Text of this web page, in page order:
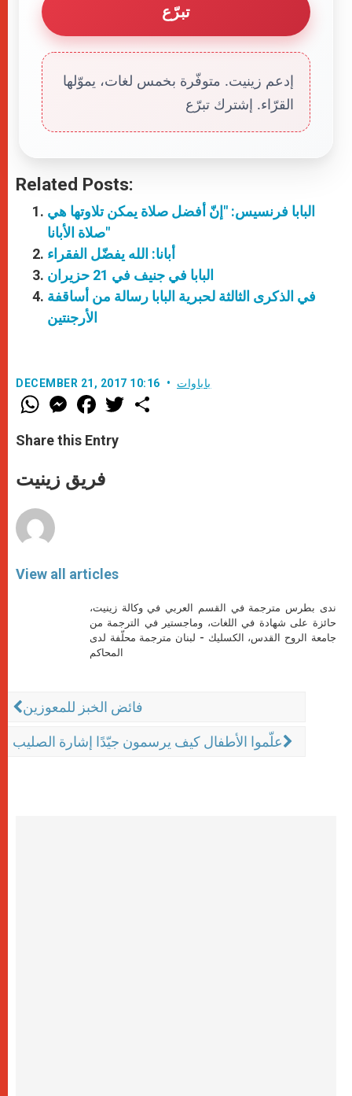
تبرّع
إدعم زينيت. متوفّرة بخمس لغات، يموّلها
القرّاء. إشترك تبرّع
Related Posts:
البابا فرنسيس: "إنّ أفضل صلاة يمكن تلاوتها هي
صلاة الأبانا"
أبانا: الله يفضّل الفقراء
البابا في جنيف في 21 حزيران
في الذكرى الثالثة لحبرية البابا رسالة من أساقفة
الأرجنتين
DECEMBER 21, 2017 10:16 باباوات
W
h
t
s
p
p
M
e
s
e
g
e
F
a
e
b
o
k
T
w
Share this Entry
فريق زينيت
View all articles
ندى بطرس مترجمة في القسم العربي في وكالة زينيت،
حائزة على شهادة في اللغات، وماجستير في الترجمة من
جامعة الروح القدس، الكسليك - لبنان مترجمة محلّفة لدى
المحاكم
فائض الخبز للمعوزين
علّموا الأطفال كيف يرسمون جيّدًا إشارة الصليب